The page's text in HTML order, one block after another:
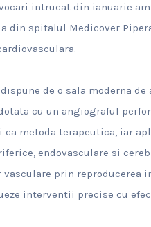
intrucat din ianuarie
din spitalul Medicover
dispune de o sala moderna
cu un angiograful
ca metoda terapeutica, iar
endovasculare si
prin
interventii precise cu